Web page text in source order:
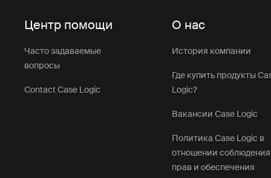
Центр помощи
Часто задаваемые
вопросы
Contact Case Logic
О нас
История компании
Где купить продукты
Logic?
Вакансии Case Logic
Политика Case Logic в
отношении соблюдения
прав и обеспечения